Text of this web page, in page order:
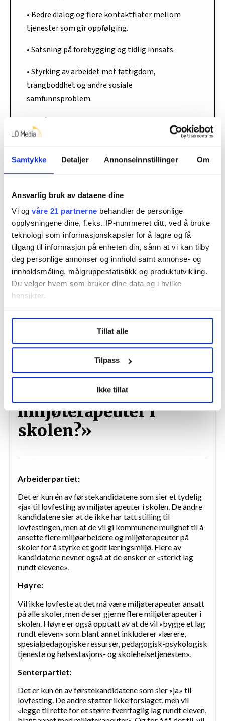
Samtykke Detaljer Annonseinnstillinger Om
Ansvarlig bruk av dataene dine
Vi og våre 21 partnerne behandler de personlige
opplysningene dine, f.eks. IP-nummeret ditt, ved å bruke
teknologi som informasjonskapsler for å lagre og få
tilgang til informasjon på enheten din, sånn at vi kan tilby
deg personlige annonser og innhold samt annonse- og
innholdsmåling, målgruppestatistikk og produktutvikling.
Du velger hvem som bruker dine data og i hvilke
hensikter.
Undermer infokan du lese om hvordan dine personlige
data behandles og hvordan du kan velge hvordan de skal
brukes. Du kan hele tiden endre eller trekke tilbake ditt
samtykke fra erklæringen om informasjonskapsler.
LO Medias publikasjoner frifagbevegelse.no, hk-nytt.no
og fontene.no bruker informasjonskapsler (cookies) for å
lære hvordan våre nettsider blir brukt slik at vi tilby
relevant innhold, tilpassede annonser og utarbeide
statistikk.
oversikten lengre ned på denne siden.
Tillat alle
Tilpass
Ikke tillat
• Bedre dialog og flere kontaktflater mellom
tjenester som gir oppfølging.
• Satsning på forebygging og tidlig innsats.
• Styrking av arbeidet mot fattigdom,
trangboddhet og andre sosiale
samfunnsproblem.
Rett kompetanse:
kommunalt forebyggende arbeid, i barnehage,
• Flere vernepleiere i tjenester til personer med
utviklingshemming.
• Autorisasjon for sosionomer og
barnevernspedagoger.
Trygghet i arbeidslivet
• Forebyggende arbeid mot vold og trusler.
• Lønns- og arbeidsvilkår som sikrer rekruttering.
«Vil du jobbe for en
lovfesting av
miljøterapeuter i
skolen?»
Arbeiderpartiet:
Det er kun én av førstekandidatene som sier et tydelig
«ja» til lovfesting av miljøterapeuter i skolen. De andre
kandidatene sier at de ikke har tatt stilling til
lovfestingen, men at de vil gi kommunene mulighet til å
ansette flere miljøarbeidere og miljøterapeuter på
skoler for å styrke et godt læringsmiljø. Flere av
kandidatene nevner også at de ønsker er «sterkt lag
rundt elevene».
Høyre:
Vil ikke lovfeste at det må være miljøterapeuter ansatt
på alle skoler, men de ser gjerne flere miljøterapeuter i
skolen. Høyre er også opptatt av at de vil «bygge et lag
rundt eleven» som blant annet inkluderer «lærere,
spesialpedagogiske ressurser, pedagogisk-psykologisk
tjeneste og helsestasjons- og skolehelsetjenesten».
Senterpartiet:
Det er kun én av førstekandidatene som sier «ja» til
lovfesting. De andre støtter ikke forslaget, men vil
«legge til rette for et større tverrfaglig lag rundt eleven,